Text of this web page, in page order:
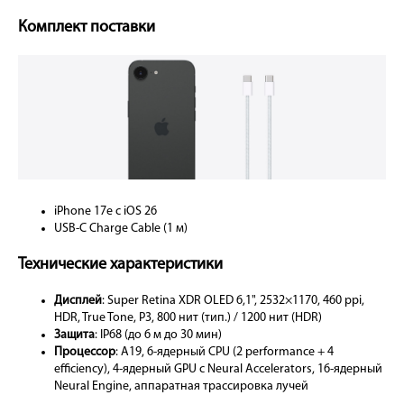
Комплект поставки
iPhone 17e с iOS 26
USB-C Charge Cable (1 м)
Технические характеристики
Дисплей: Super Retina XDR OLED 6,1", 2532×1170, 460 ppi,
HDR, True Tone, P3, 800 нит (тип.) / 1200 нит (HDR)
Защита: IP68 (до 6 м до 30 мин)
Процессор: A19, 6-ядерный CPU (2 performance + 4
efficiency), 4-ядерный GPU с Neural Accelerators, 16-ядерный
Neural Engine, аппаратная трассировка лучей